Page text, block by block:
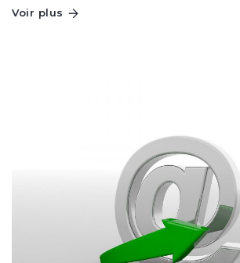
Voir plus